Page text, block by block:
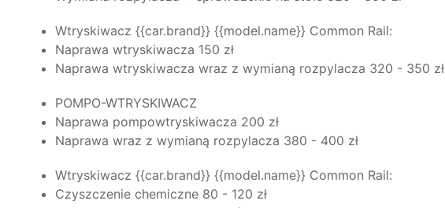
Wtryskiwacz {{car.brand}} {{model.name}} Common Rail:
Naprawa wtryskiwacza 150 zł
Naprawa wtryskiwacza wraz z wymianą rozpylacza 320 - 350 zł
POMPO-WTRYSKIWACZ
Naprawa pompowtryskiwacza 200 zł
Naprawa wraz z wymianą rozpylacza 380 - 400 zł
Wtryskiwacz {{car.brand}} {{model.name}} Common Rail:
Czyszczenie chemiczne 80 - 120 zł